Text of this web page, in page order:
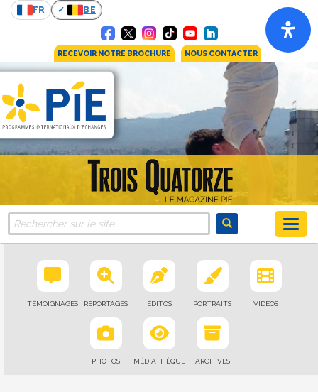
FR BE
RECEVOIR NOTRE BROCHURE NOUS CONTACTER
TÉMOIGNAGES REPORTAGES ÉDITOS PORTRAITS VIDÉOS
PHOTOS MÉDIATHÈQUE ARCHIVES